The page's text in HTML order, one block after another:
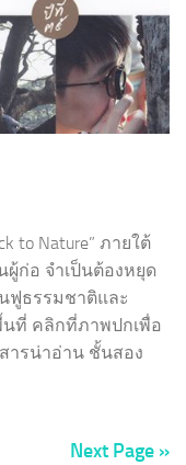
to Nature” ภายใต้
ก่อ จำเป็นต้องหยุด
ฟูธรรมชาติและ
ที่ คลิกที่ภาพปกเพื่อ
ารน่าอ่าน ชั้นสอง
Next Page »